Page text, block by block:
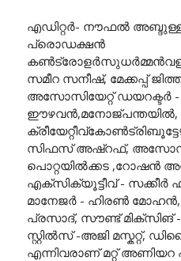
എഡിറ്റർ- നൗഫൽ
പ്രൊഡക്ഷൻ
സമീറ സനീഷ്, മേക്കപ്പ്
അസോസിയേറ്റ് ഡയറക്ടർ
ഈഴവൻ,മനോജ്‌പന്തയിൽ,
സിഫസ് അഷ്‌റഫ്‌,
പൊറ്റയിൽക്കട ,റോഷൻ
എക്സിക്യൂട്ടീവ് -
മാനേജർ - ഹിരൺ മോഹൻ,
പ്രസാദ്, സൗണ്ട് മിക്സിങ്
സ്റ്റിൽസ് -അജി മസ്കറ്റ്,
എന്നിവരാണ് മറ്റ്